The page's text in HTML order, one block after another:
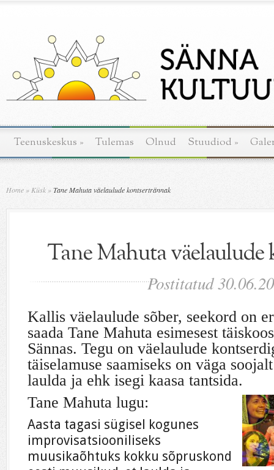
Teenuskeskus » Tulemas Olnud Stuudiod »
Home»Küsk»Tane Mahuta väelaulude kontsertrännak
Tane Mahuta
Postitatud
Kallis väelaulude sõber, seekord on
saada Tane Mahuta esimesest
Sännas. Tegu on väelaulude
täiselamuse saamiseks on väga
laulda ja ehk isegi kaasa tantsida.
Tane Mahuta lugu:
Aasta tagasi sügisel kogunes
improvisatsiooniliseks
muusikaõhtuks kokku sõpruskond